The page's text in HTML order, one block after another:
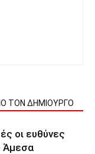
ΤΟΝ ΔΗΜΙΟΥΡΓΟ
οι ευθύνες
Άμεσα